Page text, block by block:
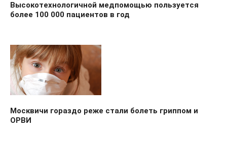
Высокотехнологичной медпомощью пользуется
более 100 000 пациентов в год
Москвичи гораздо реже стали болеть гриппом и
ОРВИ